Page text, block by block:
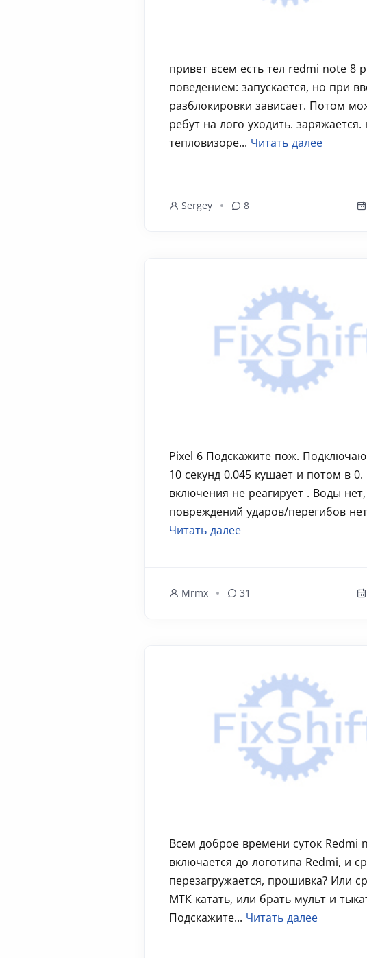
привет всем есть тел redmi note 8
поведением: запускается, но при
разблокировки зависает. Потом
ребут на лого уходить. заряжается.
тепловизоре... Читать далее
Sergey 8
Pixel 6 Подскажите пож.
10 секунд 0.045 кушает и потом в
включения не реагирует . Воды
повреждений ударов/перегибов
Читать далее
Mrmx 31
Всем доброе времени суток Redmi
включается до логотипа Redmi, и
перезагружается, прошивка? Или
МТК катать, или брать мульт и
Подскажите... Читать далее